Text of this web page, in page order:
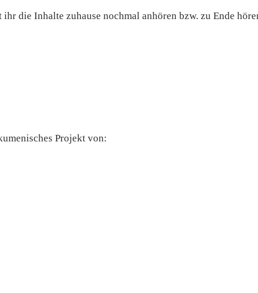
die Inhalte zuhause nochmal anhören bzw. zu Ende
Projekt von: